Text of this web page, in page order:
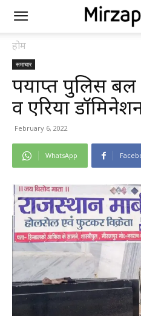
होम
समाचार
पर्याप्त पुलिस
व एरिया
February 6, 2022
WhatsApp